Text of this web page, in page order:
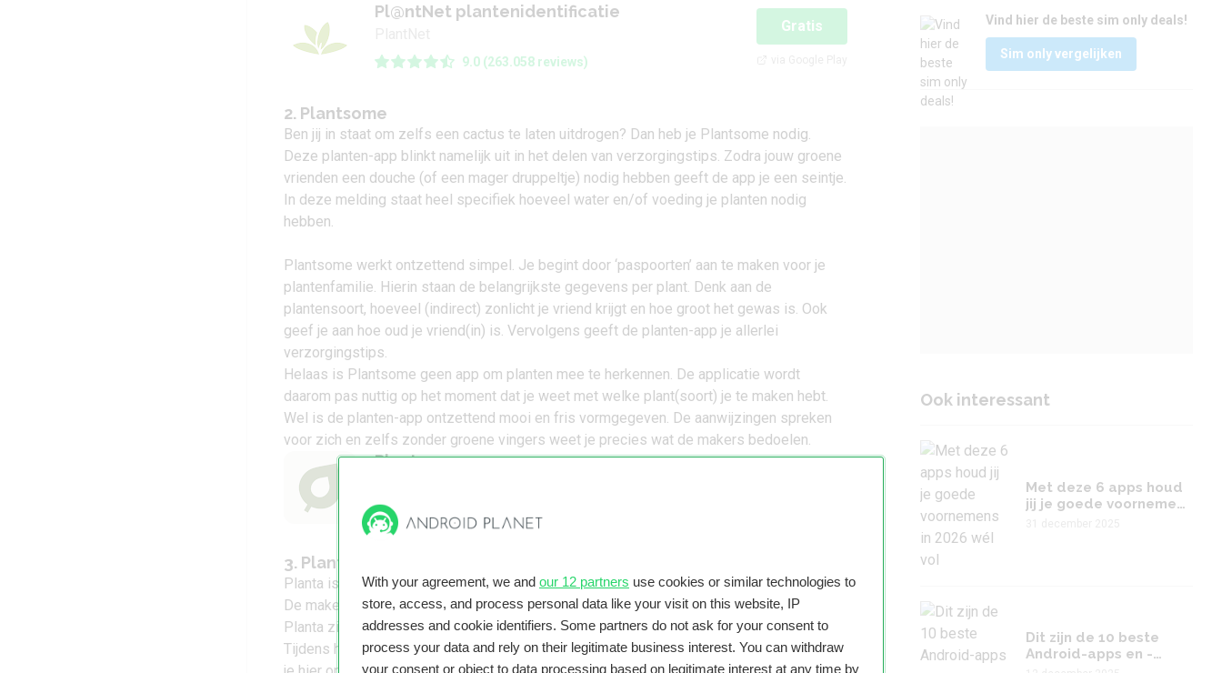
With your agreement, we and our 12 partners use cookies or similar technologies to
store, access, and process personal data like your visit on this website, IP
addresses and cookie identifiers. Some partners do not ask for your consent to
process your data and rely on their legitimate business interest. You can withdraw
your consent or object to data processing based on legitimate interest at any time by
Pl@ntNet plantenidentificatie
9.0 (263.058 reviews)
Gratis
2. Plantsome
Ben jij in staat om zelfs een cactus te laten uitdrogen? Dan heb je Plantsome nodig.
Deze planten-app blinkt namelijk uit in het delen van verzorgingstips. Zodra jouw groene
vrienden een douche (of een mager druppeltje) nodig hebben geeft de app je een seintje.
In deze melding staat heel specifiek hoeveel water en/of voeding je planten nodig
hebben.
Plantsome werkt ontzettend simpel. Je begint door ‘paspoorten’ aan te maken voor je
plantenfamilie. Hierin staan de belangrijkste gegevens per plant. Denk aan de
plantensoort, hoeveel (indirect) zonlicht je vriend krijgt en hoe groot het gewas is. Ook
geef je aan hoe oud je vriend(in) is. Vervolgens geeft de planten-app je allerlei
verzorgingstips.
Helaas is Plantsome geen app om planten mee te herkennen. De applicatie wordt
daarom pas nuttig op het moment dat je weet met welke plant(soort) je te maken hebt.
Wel is de planten-app ontzettend mooi en fris vormgegeven. De aanwijzingen spreken
voor zich en zelfs zonder groene vingers weet je precies wat de makers bedoelen.
Plantsome
3. Planta
Planta is net als Plantsome een prachtig vormgegeven en laagdrempelige planten-app.
De makers vermijden jargon en daardoor is de applicatie erg toegankelijk. Extra fijn is dat
Planta zich aanpast aan jouw ervaringsniveau.
Tijdens het opstarten van de app geef je aan hoeveel ervaring je hebt met planten. Geef
Vind hier de beste sim only deals!
Sim only vergelijken
Ook interessant
Met deze 6 apps houd
jij je goede voornemens
Dit zijn de 10 beste
Android-apps en -